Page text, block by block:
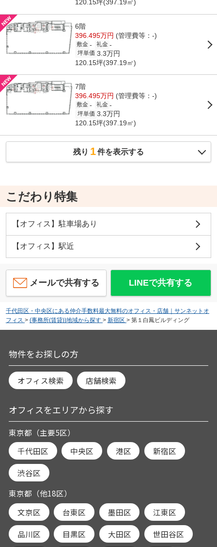
120.15坪(397.19㎡)
6階
396.495万円 (管理費等：-)
敷金 - 礼金 -
坪単価 3.3万円
120.15坪(397.19㎡)
7階
396.495万円 (管理費等：-)
敷金 - 礼金 -
坪単価 3.3万円
120.15坪(397.19㎡)
残り 1件を表示する
こだわり特集
【オフィス】駐車場あり
【オフィス】駅近
メールで共有する LINEで共有する
千代田区・中央区にある仲介手数料最大無料のオフィス・店舗｜サンネットオ
フィス > (事務所(賃貸))地域から探す > 新宿区 > 第１白鳳ビルディング
物件をお探しの方
オフィス検索 店舗検索
オフィスをエリアから探す
東京都（主要5区）
千代田区
中央区 港区 新宿区
渋谷区
東京都（他18区）
文京区
台東区 墨田区 江東区
品川区 目黒区 大田区 世田谷区